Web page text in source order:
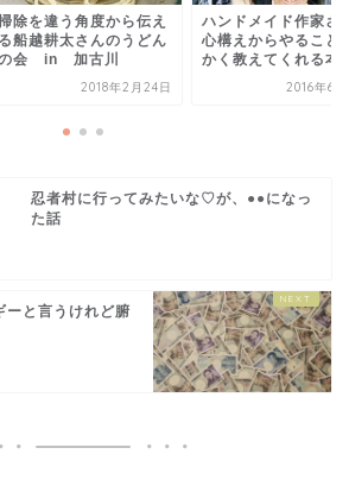
除を違う角度から伝え
る船越耕太さんのうどん
会 in 加古川
2018年2月24日
ハンドメイド作家さ
心構えからやること
かく教えてくれる本
2016年6
忍者村に行ってみたいな♡が、●●になっ
た話
ーと言うけれど腑